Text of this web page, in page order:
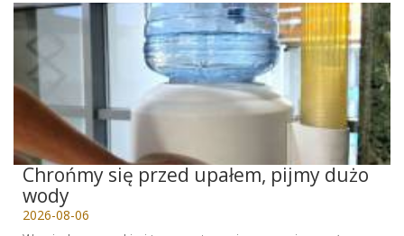
Chrońmy się przed upałem, pijmy dużo
wody
2026-08-06